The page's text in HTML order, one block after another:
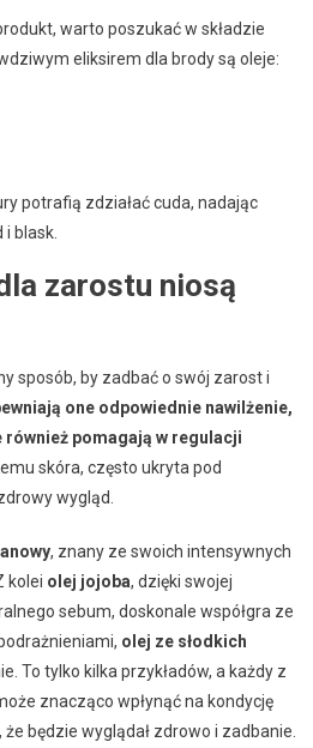
warto poszukać w składzie
eliksirem dla brody są oleje:
potrafią zdziałać cuda, nadając
blask.
zarostu niosą
sposób, by zadbać o swój zarost i
one odpowiednie nawilżenie,
również pomagają w regulacji
skóra, często ukryta pod
wygląd.
, znany ze swoich intensywnych
kolei olej jojoba, dzięki swojej
sebum, doskonale współgra ze
olej ze słodkich
To tylko kilka przykładów, a każdy z
znacząco wpłynąć na kondycję
będzie wyglądał zdrowo i zadbanie.